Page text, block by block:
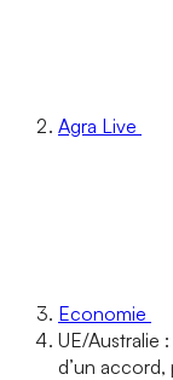
Agra Live
Economie
UE/Australie
d’un